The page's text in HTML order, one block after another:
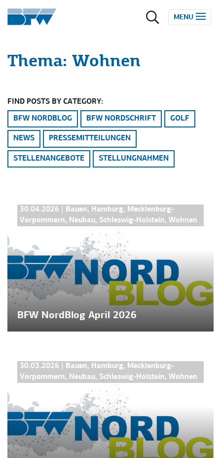
Zum Inhalt springen
MENU
Thema: Wohnen
FIND POSTS BY CATEGORY:
BFW NORDBLOG BFW NORDSCHRIFT GOLF
NEWS PRESSEMITTEILUNGEN
STELLENANGEBOTE STELLUNGNAHMEN
30.04.2026 Bauen, Hamburg, Mecklenburg-
Vorpommern, Neubau, Schleswig-Holstein, Wohnen
BFW NordBlog April 2026
30.03.2026 Bauen, Hamburg, Mecklenburg-
Vorpommern, Neubau, Schleswig-Holstein, Wohnen